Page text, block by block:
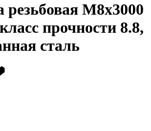
М8х3000
прочности 8.8,
сталь